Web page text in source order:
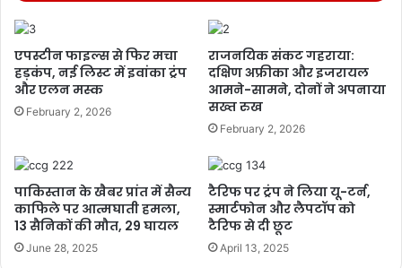
एपस्टीन फाइल्स से फिर मचा
हड़कंप, नई लिस्ट में इवांका ट्रंप
और एलन मस्क
February 2, 2026
राजनयिक संकट गहराया:
दक्षिण अफ्रीका और इजरायल
आमने-सामने, दोनों ने अपनाया
सख्त रुख
February 2, 2026
पाकिस्तान के खैबर प्रांत में सैन्य
काफिले पर आत्मघाती हमला,
13 सैनिकों की मौत, 29 घायल
June 28, 2025
टैरिफ पर ट्रंप ने लिया यू-टर्न,
स्मार्टफोन और लैपटॉप को
टैरिफ से दी छूट
April 13, 2025